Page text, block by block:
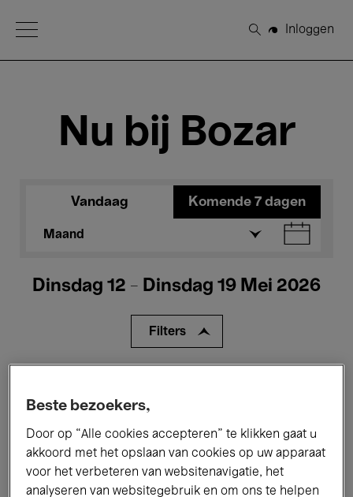
Open Menu
Zoeken
Inloggen
Nu bij Bozar
Vandaag Komende 7 dagen
Maand
Dinsdag 12 - Dinsdag 19 Mei 2026
Filters
Performances Lezingen & Debatten
Jazz Klassieke Muziek Global Music
Beste bezoekers,
Door op “Alle cookies accepteren” te klikken gaat u
akkoord met het opslaan van cookies op uw apparaat
voor het verbeteren van websitenavigatie, het
analyseren van websitegebruik en om ons te helpen